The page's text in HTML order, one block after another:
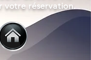
votre réservation.